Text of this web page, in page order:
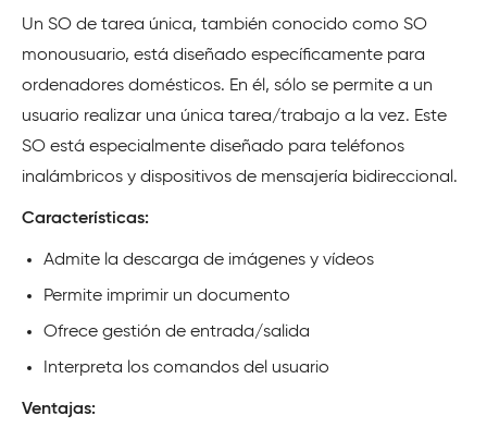
Un SO de tarea única, también conocido como SO
monousuario, está diseñado específicamente para
ordenadores domésticos. En él, sólo se permite a un
usuario realizar una única tarea/trabajo a la vez. Este
SO está especialmente diseñado para teléfonos
inalámbricos y dispositivos de mensajería bidireccional.
Características:
Admite la descarga de imágenes y vídeos
Permite imprimir un documento
Ofrece gestión de entrada/salida
Interpreta los comandos del usuario
Ventajas: